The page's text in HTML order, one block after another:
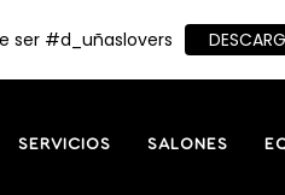
SERVICIOS SALONES
ser #d_uñaslovers